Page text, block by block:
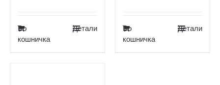
Во
кошничка
Детали
Во
кошничка
Детали